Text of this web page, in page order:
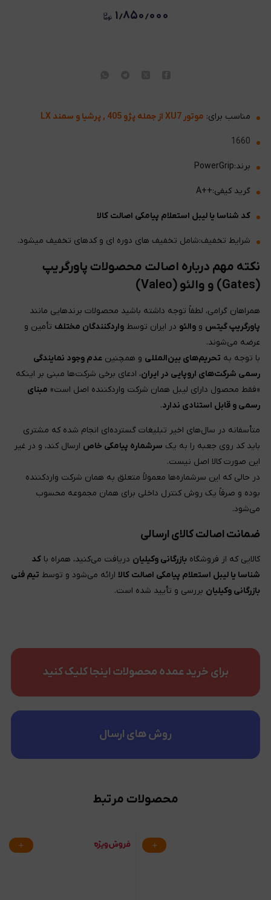
۱٫۸۵۰٫۰۰۰
مناسب برای: موتور XU7 از جمله پژو 405 , پرشیا و سمند LX
1660
برند:PowerGrip
گرید کیفی:++A
کد شناسا یا لیبل استعلام پیامکی اصالت کالا
شرایط تخفیف:شامل تخفیف های دوره ای و کدهای تخفیف میشود.
نکته مهم درباره اصالت محصولات پاورگریپ
(Gates) و والئو (Valeo)
همراهان گرامی، لطفاً توجه داشته باشید محصولات برندهایی مانند
پاورگریپ گیتس و والئو در ایران توسط واردکنندگان مختلف تأمین و
عرضه می‌شوند.
با توجه به تحریم‌های بین‌المللی و همچنین عدم وجود نمایندگی
رسمی شرکت‌های اروپایی در ایران، ادعای برخی شرکت‌ها مبنی بر اینکه
«فقط محصول دارای لیبل همان شرکت واردکننده اصل است» مبنای
رسمی و قابل استنادی ندارد.
متأسفانه در سال‌های اخیر تبلیغات گسترده‌ای انجام شده که مشتری
باید کد روی جعبه را به یک سرشماره پیامکی خاص ارسال کند، و در غیر
این صورت کالا اصل نیست.
در حالی که این سرشماره‌ها معمولاً متعلق به همان شرکت واردکننده
بوده و صرفاً یک روش کنترل داخلی برای همان مجموعه محسوب
می‌شود.
ضمانت اصالت کالای ارسالی
کالایی که از فروشگاه بازرگانی وکیلیان دریافت می‌کنید، همراه با کد
شناسا یا لیبل استعلام پیامکی اصالت کالاارائه می‌شود و توسط تیم فنی
بازرگانی وکیلیان بررسی و تأیید شده است.
برای خرید عمده محصولات اینجا کلیک کنید
روش های ارسال
محصولات مرتبط